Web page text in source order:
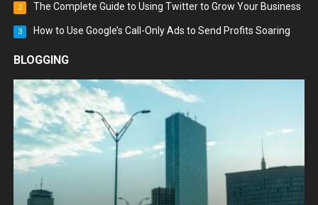
2 The Complete Guide to Using Twitter to Grow Your Business
3 How to Use Google’s Call-Only Ads to Send Profits Soaring
BLOGGING